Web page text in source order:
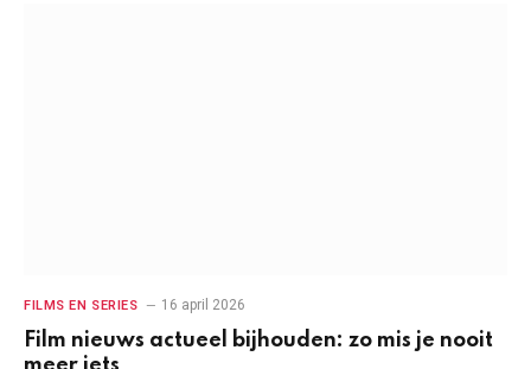
FILMS EN SERIES 16 april 2026
Film nieuws actueel bijhouden: zo mis je nooit